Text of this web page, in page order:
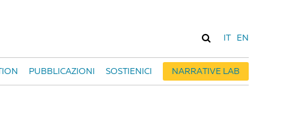
EN
PUBBLICAZIONI SOSTIENICI NARRATIVE LAB